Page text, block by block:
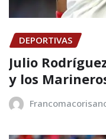
DEPORTIVAS
Julio
y los